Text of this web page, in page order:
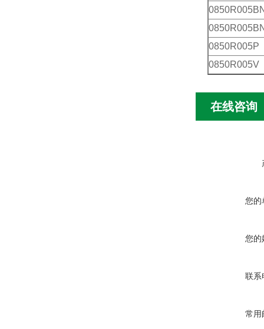
0850R005P
0850R005V
在线咨询
您的
您的
联系
常用